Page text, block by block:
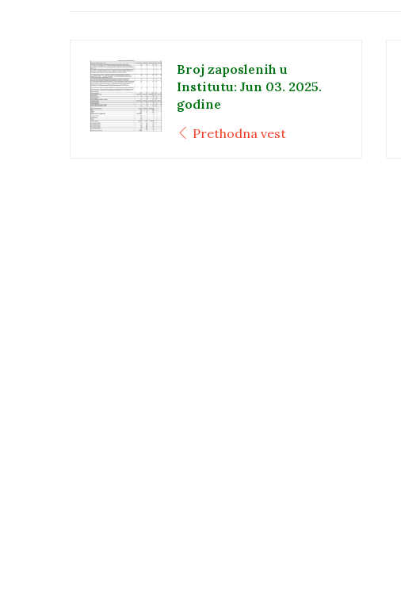
Broj zaposlenih u
Institutu: Jun 03. 2025.
godine
Prethodna vest